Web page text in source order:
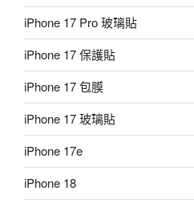
iPhone 17 Pro 玻璃貼
iPhone 17 保護貼
iPhone 17 包膜
iPhone 17 玻璃貼
iPhone 17e
iPhone 18